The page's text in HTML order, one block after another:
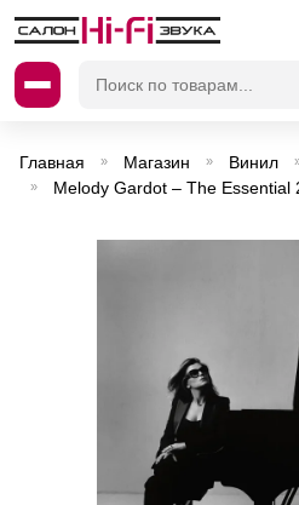
Главная » Магазин » Винил
» Melody Gardot – The Essential